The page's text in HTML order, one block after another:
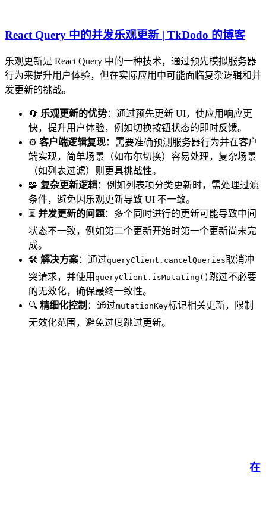
React Query 中的并发乐观更新 | TkDodo 的博客
乐观更新是 React Query 中的一种技术，通过预先模拟服务器
行为来提升用户体验，但在实际应用中可能面临复杂逻辑和并
发更新的挑战。
🔄 乐观更新的优势：通过预先更新 UI，使应用响应更
快，提升用户体验，例如切换按钮状态的即时反馈。
⚙️ 客户端逻辑复现：需要准确预测服务器行为并在客户
端实现，简单场景（如布尔切换）容易处理，复杂场景
（如列表过滤）则更具挑战性。
🧩 复杂更新逻辑：例如列表项分类更新时，需处理过滤
条件，避免因乐观更新导致 UI 不一致。
⏳ 并发更新的问题：多个同时进行的更新可能导致中间
状态不一致，例如第二个更新开始时第一个更新尚未完
成。
🛠️ 解决方案：通过queryClient.cancelQueries取消冲
突请求，并使用 queryClient.isMutating() 跳过不必要
的无效化，确保最终一致性。
🔍 精细化控制 ：通过mutationKey标记相关更新，限制
无效化范围，避免过度跳过更新。
在